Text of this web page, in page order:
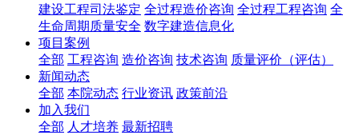
建设工程司法鉴定 全过程造价咨询 全过程工程咨询 全
生命周期质量安全 数字建造信息化
项目案例
全部 工程咨询 造价咨询 技术咨询 质量评价（评估）
新闻动态
全部 本院动态 行业资讯 政策前沿
加入我们
全部 人才培养 最新招聘